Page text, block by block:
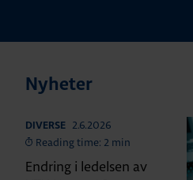
Nyheter
DIVERSE
2.6.2026
Reading time: 2 min
Endring i ledelsen av